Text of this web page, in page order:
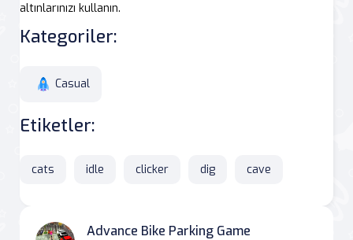
altınlarınızı kullanın.
Kategoriler:
Casual
Etiketler:
cats idle clicker dig cave
Advance Bike Parking Game